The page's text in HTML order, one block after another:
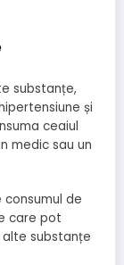
substanțe,
și
ceaiul
medic sau un
de
care pot
substanțe